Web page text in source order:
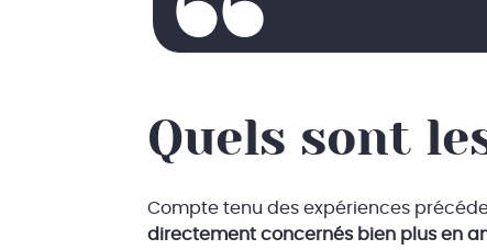
Quels sont
Compte tenu des expériences
directement concernés bien plus en